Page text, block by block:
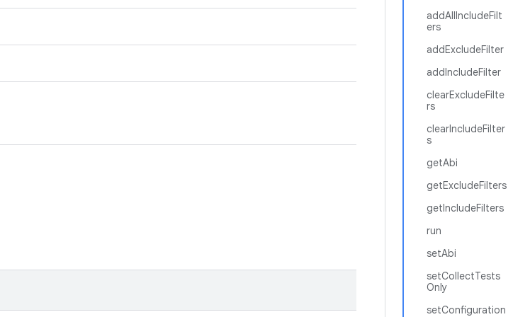
addAllIncludeFilt
ers
addExcludeFilter
addIncludeFilter
clearExcludeFilte
rs
clearIncludeFilter
s
getAbi
getExcludeFilters
getIncludeFilters
run
setAbi
setCollectTests
Only
setConfiguration